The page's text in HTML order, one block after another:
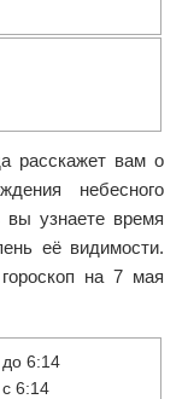
расскажет вам о
небесного
вы узнаете время
её видимости.
на 7 мая
до 6:14
6:14